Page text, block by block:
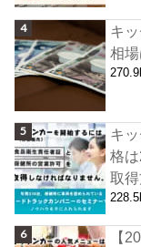
キ
相
キ
格
取
【